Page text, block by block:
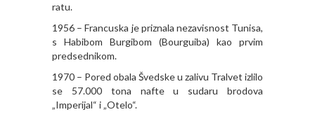
ratu.
1956 – Francuska je priznala nezavisnost Tunisa,
s Habibom Burgibom (Bourguiba) kao prvim
predsednikom.
1970 – Pored obala Švedske u zalivu Tralvet izlilo
se 57.000 tona nafte u sudaru brodova
„Imperijal“ i „Otelo“.